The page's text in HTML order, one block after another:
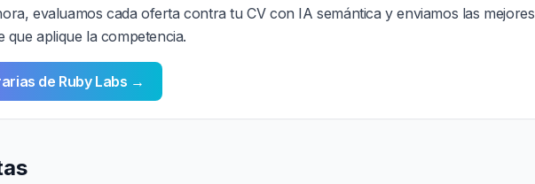
evaluamos cada oferta contra tu CV con IA semántica y enviamos las mejores
que aplique la competencia.
de Ruby Labs →